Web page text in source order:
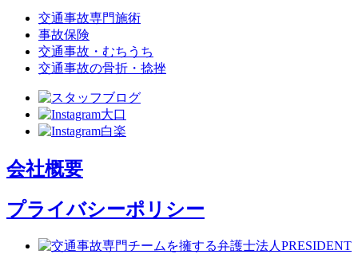
交通事故専門施術
事故保険
交通事故・むちうち
交通事故の骨折・捻挫
会社概要
プライバシーポリシー